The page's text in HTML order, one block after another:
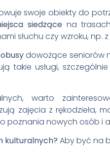
swoje obiekty do
siedzącena trasach
słuchu czy wzroku, np.
dowożące seniorów
takie usługi,
warto
zajęcia z rękodzieła,
poznania nowych osób i
kulturalnych? Aby być na